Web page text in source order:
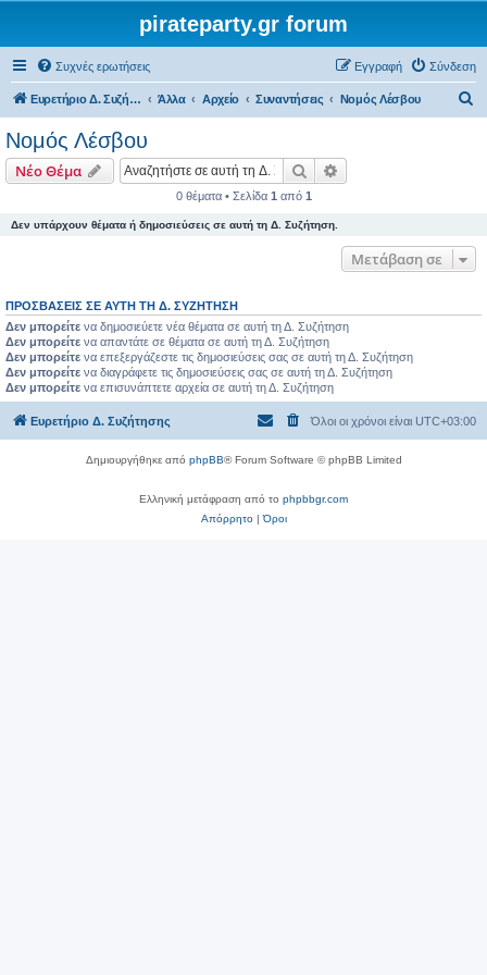
pirateparty.gr forum
Συχνές ερωτήσεις Σύνδεση
Εγγραφή
Ευρετήριο Δ. Συζήτησης Άλλα Αρχείο Συναντήσεις Νομός Λέσβου‎
Νομός Λέσβου‎
Νέο Θέμα Αναζήτηση
0 θέματα • Σελίδα 1 από 1
Δεν υπάρχουν θέματα ή δημοσιεύσεις σε αυτή τη Δ. Συζήτηση.
Μετάβαση σε
ΠΡΟΣΒΆΣΕΙΣ ΣΕ ΑΥΤΉ ΤΗ Δ. ΣΥΖΉΤΗΣΗ
Δεν μπορείτε να δημοσιεύετε νέα θέματα σε αυτή τη Δ. Συζήτηση
Δεν μπορείτε να απαντάτε σε θέματα σε αυτή τη Δ. Συζήτηση
Δεν μπορείτε να επεξεργάζεστε τις δημοσιεύσεις σας σε αυτή τη Δ. Συζήτηση
Δεν μπορείτε να διαγράφετε τις δημοσιεύσεις σας σε αυτή τη Δ. Συζήτηση
Δεν μπορείτε να επισυνάπτετε αρχεία σε αυτή τη Δ. Συζήτηση
Ευρετήριο Δ. Συζήτησης Όλοι οι χρόνοι είναι UTC+03:00
Δημιουργήθηκε από phpBB® Forum Software © phpBB Limited
Ελληνική μετάφραση από το phpbbgr.com
Απόρρητο|Όροι